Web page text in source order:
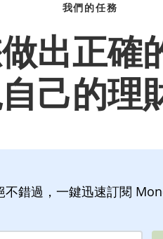
我們的任務
出正確
己的理
錯過，一鍵迅速訂閱